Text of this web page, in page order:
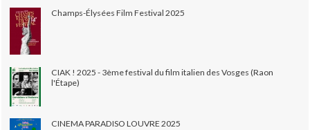
Champs-Élysées Film Festival 2025
CIAK ! 2025 - 3ème festival du film italien des Vosges (Raon
l'Étape)
CINEMA PARADISO LOUVRE 2025